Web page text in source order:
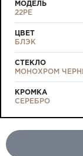
МОДЕЛЬ
22PE
ЦВЕТ
БЛЭК
СТЕКЛО
МОНОХРОМ
КРОМКА
СЕРЕБРО